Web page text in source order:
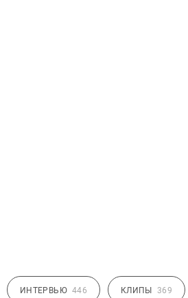
ИНТЕРВЬЮ 446 КЛИПЫ 369